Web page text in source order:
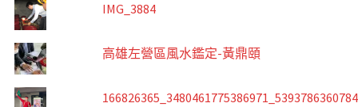
IMG_3884
高雄左營區風水鑑定-黃鼎頤